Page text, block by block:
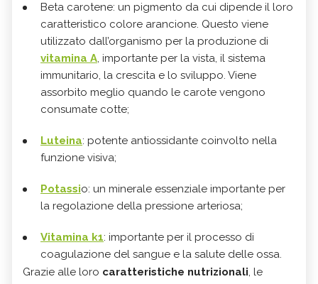
Beta carotene: un pigmento da cui dipende il loro
caratteristico colore arancione. Questo viene
utilizzato dall’organismo per la produzione di
vitamina A, importante per la vista, il sistema
immunitario, la crescita e lo sviluppo. Viene
assorbito meglio quando le carote vengono
consumate cotte;
Luteina: potente antiossidante coinvolto nella
funzione visiva;
Potassio: un minerale essenziale importante per
la regolazione della pressione arteriosa;
Vitamina k1: importante per il processo di
coagulazione del sangue e la salute delle ossa.
Grazie alle loro caratteristiche nutrizionali, le